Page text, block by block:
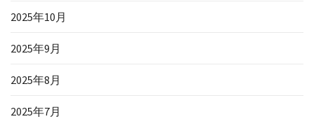
2025年10月
2025年9月
2025年8月
2025年7月